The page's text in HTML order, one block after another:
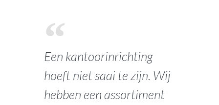
Een kantoorinrichting
hoeft niet saai te zijn. Wij
hebben een assortiment